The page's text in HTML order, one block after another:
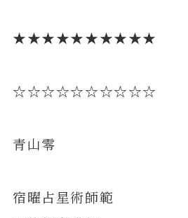
★★★★★★★★★★
☆☆☆☆☆☆☆☆☆☆
青山零
宿曜占星術師範